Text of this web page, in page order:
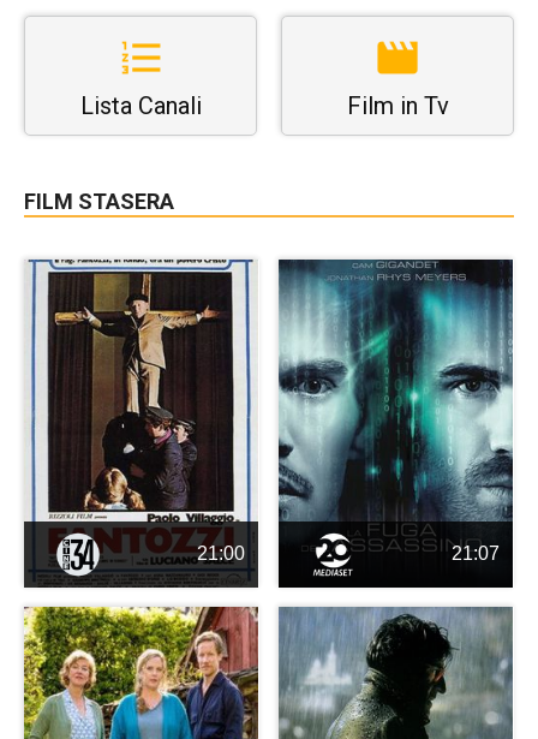
Lista Canali Film in Tv
FILM STASERA
21:00 21:07